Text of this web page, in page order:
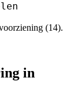
(14).
in